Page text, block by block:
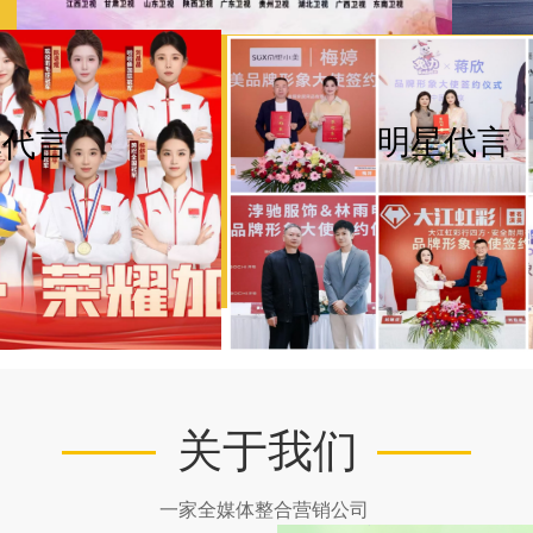
明星代言
言
关于我们
一家全媒体整合营销公司